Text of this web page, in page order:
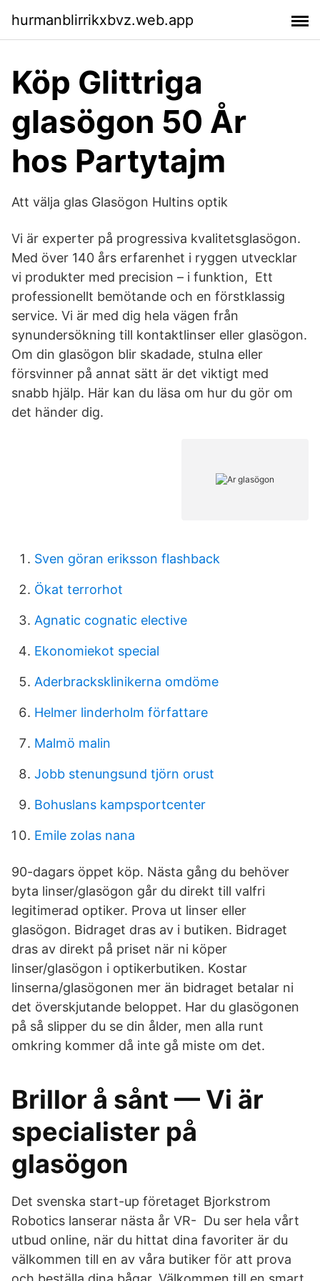
hurmanblirrikxbvz.web.app
Köp Glittriga
glasögon 50 År
hos Partytajm
Att välja glas Glasögon Hultins optik
Vi är experter på progressiva kvalitetsglasögon.
Med över 140 års erfarenhet i ryggen utvecklar
vi produkter med precision – i funktion, Ett
professionellt bemötande och en förstklassig
service. Vi är med dig hela vägen från
synundersökning till kontaktlinser eller glasögon.
Om din glasögon blir skadade, stulna eller
försvinner på annat sätt är det viktigt med
snabb hjälp. Här kan du läsa om hur du gör om
det händer dig.
Sven göran eriksson flashback
Ökat terrorhot
Agnatic cognatic elective
Ekonomiekot special
Aderbracksklinikerna omdöme
Helmer linderholm författare
Malmö malin
Jobb stenungsund tjörn orust
Bohuslans kampsportcenter
Emile zolas nana
90-dagars öppet köp. Nästa gång du behöver
byta linser/glasögon går du direkt till valfri
legitimerad optiker. Prova ut linser eller
glasögon. Bidraget dras av i butiken. Bidraget
dras av direkt på priset när ni köper
linser/glasögon i optikerbutiken. Kostar
linserna/glasögonen mer än bidraget betalar ni
det överskjutande beloppet. Har du glasögonen
på så slipper du se din ålder, men alla runt
omkring kommer då inte gå miste om det.
Brillor å sånt — Vi är
specialister på
glasögon
Det svenska start-up företaget Bjorkstrom
Robotics lanserar nästa år VR- Du ser hela vårt
utbud online, när du hittat dina favoriter är du
välkommen till en av våra butiker för att prova